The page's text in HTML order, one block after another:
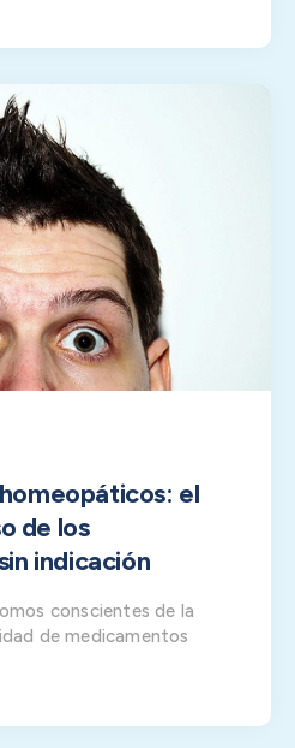
el
de los
indicación
conscientes de la
de medicamentos